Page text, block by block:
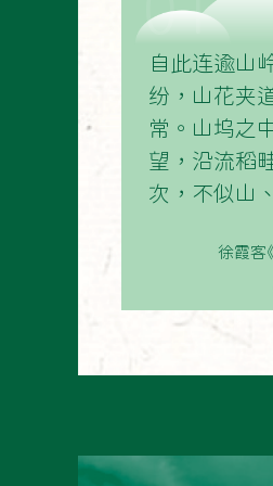
自此连逾山
纷，山花夹
常。山坞之
望，沿流稻
次，不似山
徐霞客